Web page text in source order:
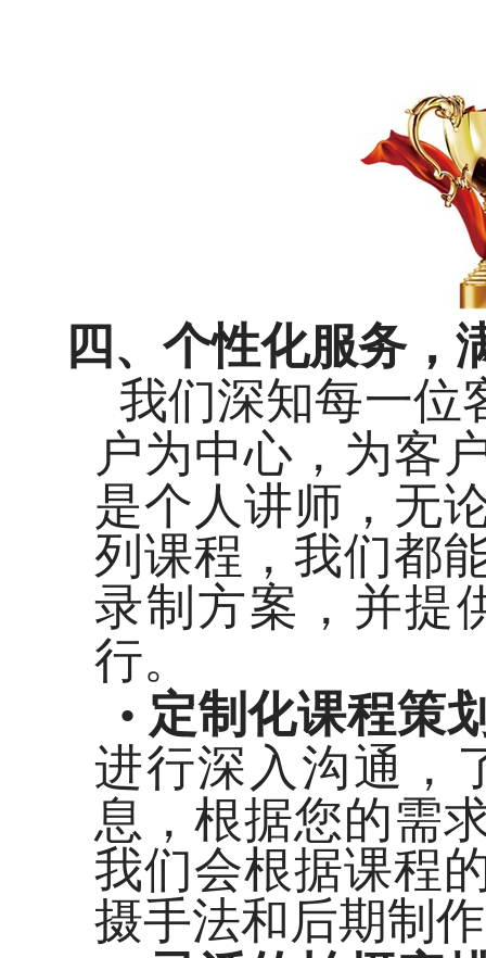
四、个性化服务，
我们深知每一位
户为中心，为客
是个人讲师，无
列课程，我们都
录制方案，并提
行。
• 定制化课程策
进行深入沟通，
息，根据您的需
我们会根据课程
摄手法和后期制